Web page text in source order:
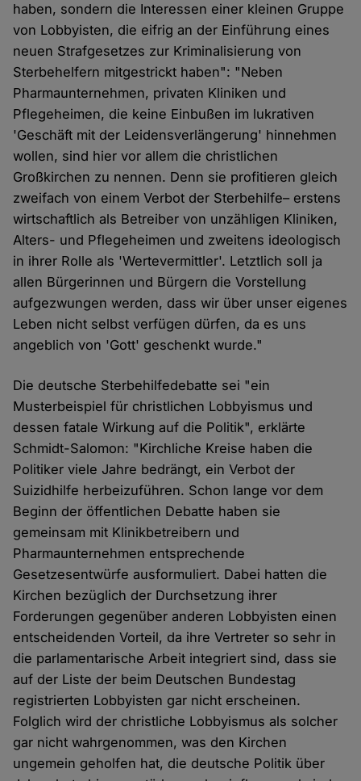
haben, sondern die Interessen einer kleinen Gruppe
von Lobbyisten, die eifrig an der Einführung eines
neuen Strafgesetzes zur Kriminalisierung von
Sterbehelfern mitgestrickt haben": "Neben
Pharmaunternehmen, privaten Kliniken und
Pflegeheimen, die keine Einbußen im lukrativen
'Geschäft mit der Leidensverlängerung' hinnehmen
wollen, sind hier vor allem die christlichen
Großkirchen zu nennen. Denn sie profitieren gleich
zweifach von einem Verbot der Sterbehilfe– erstens
wirtschaftlich als Betreiber von unzähligen Kliniken,
Alters- und Pflegeheimen und zweitens ideologisch
in ihrer Rolle als 'Wertevermittler'. Letztlich soll ja
allen Bürgerinnen und Bürgern die Vorstellung
aufgezwungen werden, dass wir über unser eigenes
Leben nicht selbst verfügen dürfen, da es uns
angeblich von 'Gott' geschenkt wurde."
Die deutsche Sterbehilfedebatte sei "ein
Musterbeispiel für christlichen Lobbyismus und
dessen fatale Wirkung auf die Politik", erklärte
Schmidt-Salomon: "Kirchliche Kreise haben die
Politiker viele Jahre bedrängt, ein Verbot der
Suizidhilfe herbeizuführen. Schon lange vor dem
Beginn der öffentlichen Debatte haben sie
gemeinsam mit Klinikbetreibern und
Pharmaunternehmen entsprechende
Gesetzesentwürfe ausformuliert. Dabei hatten die
Kirchen bezüglich der Durchsetzung ihrer
Forderungen gegenüber anderen Lobbyisten einen
entscheidenden Vorteil, da ihre Vertreter so sehr in
die parlamentarische Arbeit integriert sind, dass sie
auf der Liste der beim Deutschen Bundestag
registrierten Lobbyisten gar nicht erscheinen.
Folglich wird der christliche Lobbyismus als solcher
gar nicht wahrgenommen, was den Kirchen
ungemein geholfen hat, die deutsche Politik über